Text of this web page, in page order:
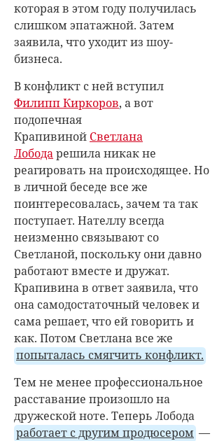
которая в этом году получилась
слишком эпатажной. Затем
заявила, что уходит из шоу-
бизнеса.
В конфликт с ней вступил
Филипп Киркоров, а вот
подопечная
Крапивиной Светлана
Лободарешила никак не
реагировать на происходящее. Но
в личной беседе все же
поинтересовалась, зачем та так
поступает. Нателлу всегда
неизменно связывают со
Светланой, поскольку они давно
работают вместе и дружат.
Крапивина в ответ заявила, что
она самодостаточный человек и
сама решает, что ей говорить и
как. Потом Светлана все же
попыталась смягчить конфликт.
Тем не менее профессиональное
расставание произошло на
дружеской ноте. Теперь Лобода
работает с другим продюсером —